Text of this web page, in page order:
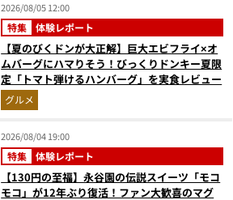
2026/08/05 12:00
特集 体験レポート
【夏のびくドンが大正解】巨大エビフライ×オ
ムバーグにハマりそう！びっくりドンキー夏限
定「トマト弾けるハンバーグ」を実食レビュー
グルメ
2026/08/04 19:00
特集 体験レポート
【130円の至福】永谷園の伝説スイーツ「モコ
モコ」が12年ぶり復活！ファン大歓喜のマグ